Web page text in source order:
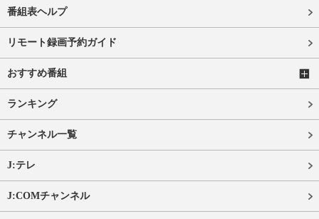
番組表ヘルプ
リモート録画予約ガイド
おすすめ番組
ランキング
チャンネル一覧
J:テレ
J:COMチャンネル